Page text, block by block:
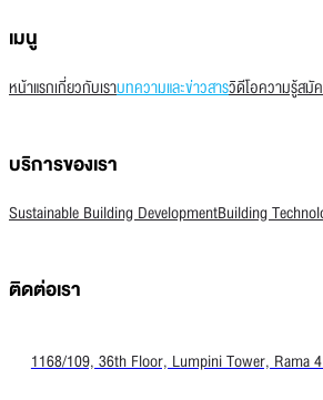
เมนู
หน้าแรกเกี่ยวกับเราบทความและข่าวสารวิดีโอความรู้สมั
บริการของเรา
Sustainable Building DevelopmentBuilding
ติดต่อเรา
1168/109, 36th Floor, Lumpini Tower, Rama